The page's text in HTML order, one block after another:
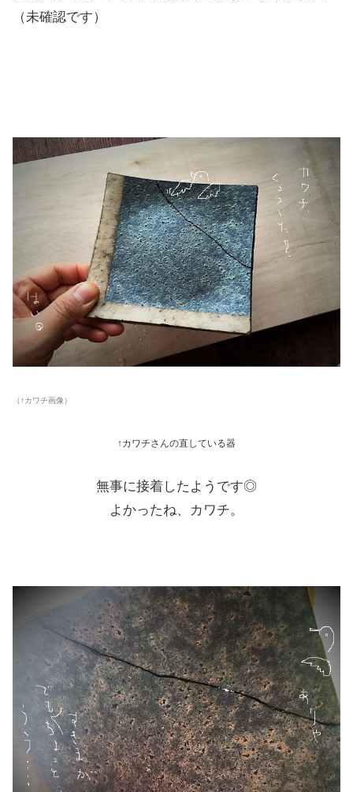
（未確認です）
（↑カワチ画像）
↑カワチさんの直している器
無事に接着したようです◎
よかったね、カワチ。